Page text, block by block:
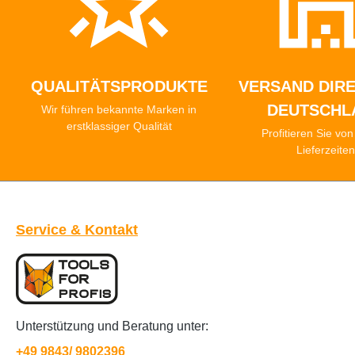
QUALITÄTSPRODUKTE
Wir führen bekannte Marken in
erstklassiger Qualität
VERSAND
Profitieren Sie
Lieferzeiten
Service & Kontakt
Unterstützung und Beratung unter:
+49 9843/ 9802396